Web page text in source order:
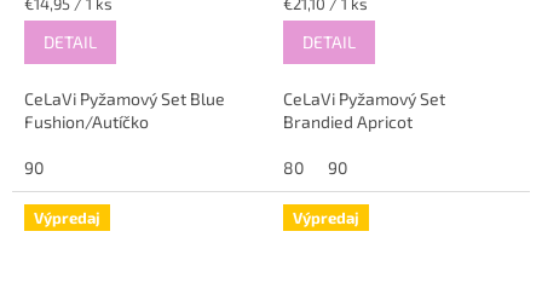
cena:
€14,95 / 1 ks
DETAIL
CeLaVi Pyžamový Set Blue
Fushion/Autíčko
90
cena:
€21,10 / 1 ks
DETAIL
CeLaVi Pyžamový Set
Brandied Apricot
80 90
Výpredaj Výpredaj